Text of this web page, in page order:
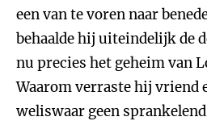
een van te voren naar
behaalde hij uiteindelijk de
nu precies het geheim van
Waarom verraste hij vriend
weliswaar geen